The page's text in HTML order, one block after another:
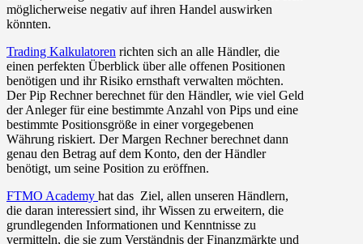
möglicherweise negativ auf ihren Handel auswirken
könnten.
Trading Kalkulatoren richten sich an alle Händler, die
einen perfekten Überblick über alle offenen Positionen
benötigen und ihr Risiko ernsthaft verwalten möchten.
Der Pip Rechner berechnet für den Händler, wie viel Geld
der Anleger für eine bestimmte Anzahl von Pips und eine
bestimmte Positionsgröße in einer vorgegebenen
Währung riskiert. Der Margen Rechner berechnet dann
genau den Betrag auf dem Konto, den der Händler
benötigt, um seine Position zu eröffnen.
FTMO Academy hat das Ziel, allen unseren Händlern,
die daran interessiert sind, ihr Wissen zu erweitern, die
grundlegenden Informationen und Kenntnisse zu
vermitteln, die sie zum Verständnis der Finanzmärkte und